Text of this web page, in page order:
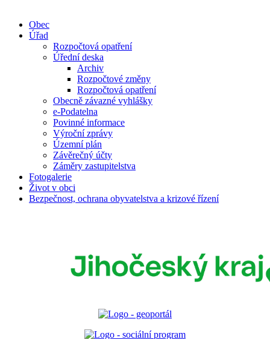
Obec
Úřad
Rozpočtová opatření
Úřední deska
Archiv
Rozpočtové změny
Rozpočtová opatření
Obecně závazné vyhlášky
e-Podatelna
Povinné informace
Výroční zprávy
Územní plán
Závěrečný účty
Záměry zastupitelstva
Fotogalerie
Život v obci
Bezpečnost, ochrana obyvatelstva a krizové řízení